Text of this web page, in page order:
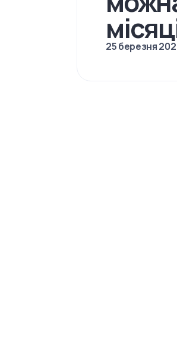
25 березня